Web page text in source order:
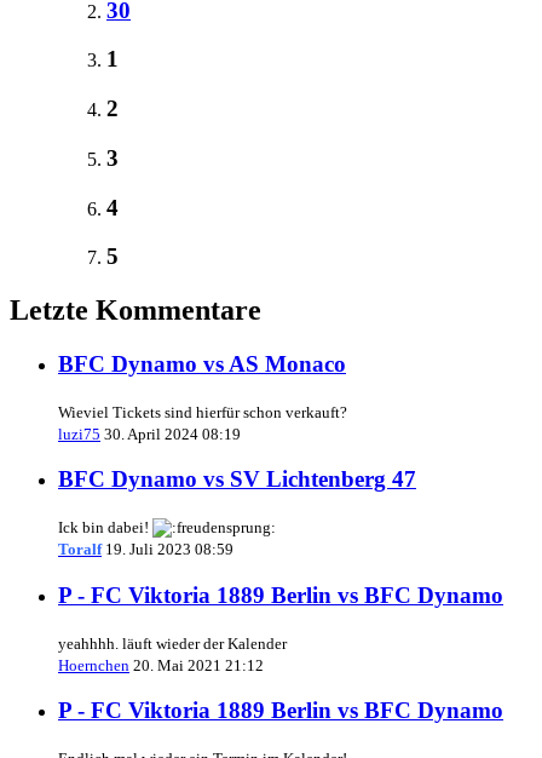
30
1
2
3
4
5
Letzte Kommentare
BFC Dynamo vs AS Monaco
Wieviel Tickets sind hierfür schon verkauft?
luzi75 30. April 2024 08:19
BFC Dynamo vs SV Lichtenberg 47
Ick bin dabei!
Toralf 19. Juli 2023 08:59
P - FC Viktoria 1889 Berlin vs BFC Dynamo
yeahhhh. läuft wieder der Kalender
Hoernchen 20. Mai 2021 21:12
P - FC Viktoria 1889 Berlin vs BFC Dynamo